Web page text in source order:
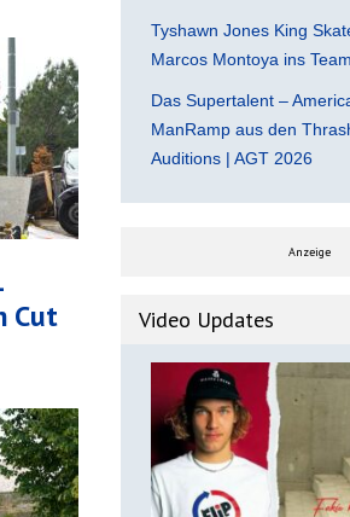
Cut
Tyshawn Jones King
Marcos Montoya ins Team
Das Supertalent –
ManRamp aus den
Auditions | AGT 2026
Anzeige
Video Updates